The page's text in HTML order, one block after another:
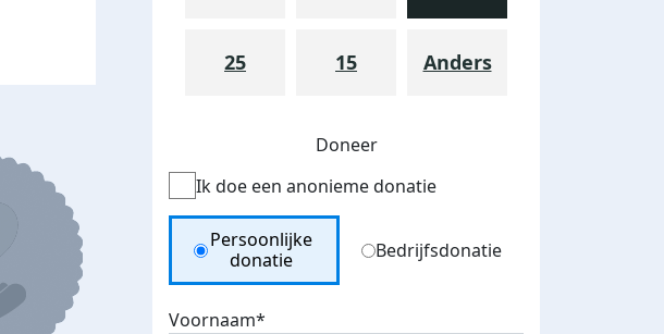
25 15 Anders
Doneer
Ik doe een anonieme donatie
Donation Type
Persoonlijke
donatie
Bedrijfsdonatie
Voornaam*